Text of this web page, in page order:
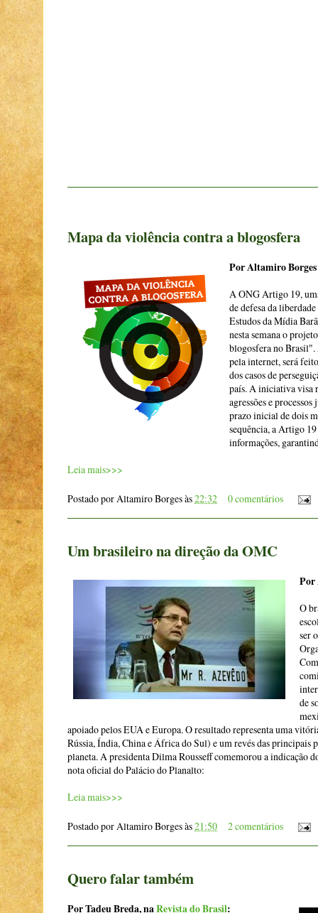
Mapa da violência contra a blogosfera
Por Altamiro Borges
A ONG Artigo 19,
de defesa da
Estudos da Mídia
nesta semana o
blogosfera no
pela internet, será
dos casos de
país. A iniciativa visa
agressões e
prazo inicial de dois
sequência, a Artigo
informações,
Leia mais>>>
Postado porAltamiro Borgesàs22:32 0 comentários
Um brasileiro na direção da OMC
Por
O
ser
de
apoiado pelos EUA e Europa. O resultado representa uma
Rússia, Índia, China e África do Sul) e um revés das principais
planeta. A presidenta Dilma Rousseff comemorou a indicação
nota oficial do Palácio do Planalto:
Leia mais>>>
Postado porAltamiro Borgesàs21:50 2 comentários
Quero falar também
Por Tadeu Breda, naRevista do Brasil: